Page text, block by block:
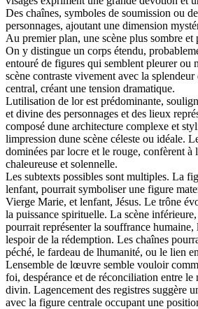
Des chaînes, symboles de soumission ou
personnages, ajoutant une dimension
Au premier plan, une scène plus sombre et
On y distingue un corps étendu,
entouré de figures qui semblent pleurer ou
scène contraste vivement avec la
central, créant une tension dramatique.
Lutilisation de lor est prédominante,
et divine des personnages et des lieux
composé dune architecture complexe et
limpression dune scène céleste ou idéale.
dominées par locre et le rouge, confèrent à
chaleureuse et solennelle.
Les subtexts possibles sont multiples. La
lenfant, pourrait symboliser une figure
Vierge Marie, et lenfant, Jésus. Le trône
la puissance spirituelle. La scène
pourrait représenter la souffrance humaine,
lespoir de la rédemption. Les chaînes
péché, le fardeau de lhumanité, ou le lien
Lensemble de lœuvre semble vouloir
foi, despérance et de réconciliation entre le
divin. Lagencement des registres suggère
avec la figure centrale occupant une